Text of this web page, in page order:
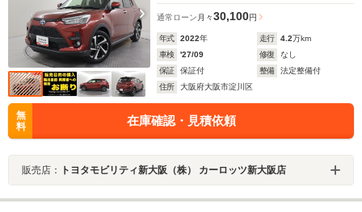
通常ローン 月々30,100円
年式 2022年 走行 4.2万km
車検
'27/09 修復
なし
保証
保証付 整備
法定整備付
住所
大阪府大阪市淀川区
無
料
在庫確認・見積依頼
販売店： トヨタモビリティ新大阪（株） カーロッツ新大阪店